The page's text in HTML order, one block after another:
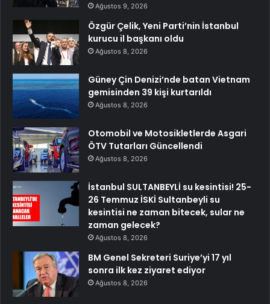
Ağustos 9, 2026
Özgür Çelik, Yeni Parti’nin İstanbul
kurucu il başkanı oldu
Ağustos 8, 2026
Güney Çin Denizi’nde batan Vietnam
gemisinden 39 kişi kurtarıldı
Ağustos 8, 2026
Otomobil ve Motosikletlerde Asgari
ÖTV Tutarları Güncellendi
Ağustos 8, 2026
İstanbul SULTANBEYLİ su kesintisi! 25-
26 Temmuz İSKİ Sultanbeyli su
kesintisi ne zaman bitecek, sular ne
zaman gelecek?
Ağustos 8, 2026
BM Genel Sekreteri Suriye’yi 17 yıl
sonra ilk kez ziyaret ediyor
Ağustos 8, 2026